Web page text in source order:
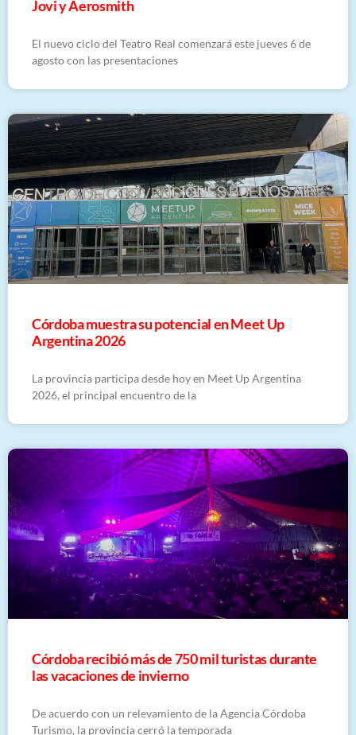
Jovi y Aerosmith
El nuevo ciclo del Teatro Real comenzará este jueves 6 de
agosto con las presentaciones
Córdoba muestra su potencial en Meet Up
Argentina 2026
La provincia participa desde hoy en Meet Up Argentina
2026, el principal encuentro de la
Córdoba recibió más de 750 mil turistas durante
las vacaciones de invierno
De acuerdo con un relevamiento de la Agencia Córdoba
Turismo, la provincia cerró la temporada